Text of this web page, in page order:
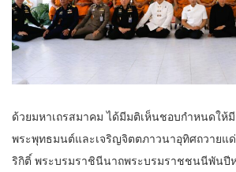
ด้วยมหาเถรสมาคม ได้มีมติเห็นชอบกำหนดให้
พระพุทธมนต์และเจริญจิตตภาวนาอุทิศถวายแด่
ริกิติ์ พระบรมราชินีนาถพระบรมราชชนนีพันปี